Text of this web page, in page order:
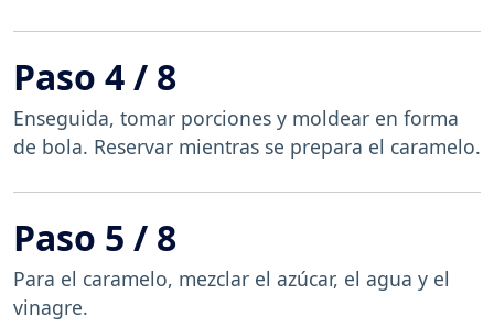
Paso 4 / 8
Enseguida, tomar porciones y moldear en forma
de bola. Reservar mientras se prepara el caramelo.
Paso 5 / 8
Para el caramelo, mezclar el azúcar, el agua y el
vinagre.